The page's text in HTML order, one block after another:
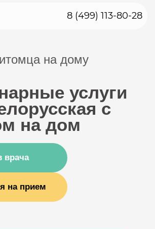
8 (499) 113-80-28
на дому
услуги
с
на дом
врача
на прием